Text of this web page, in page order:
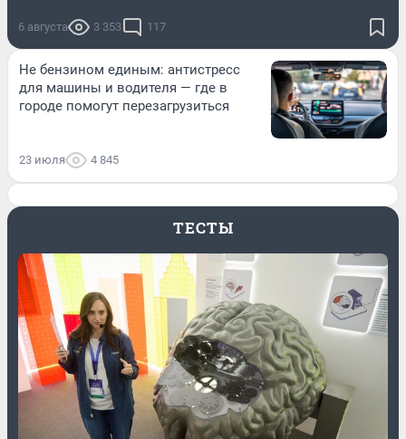
6 августа 3 353 117
Не бензином единым: антистресс
для машины и водителя — где в
городе помогут перезагрузиться
23 июля 4 845
ТЕСТЫ